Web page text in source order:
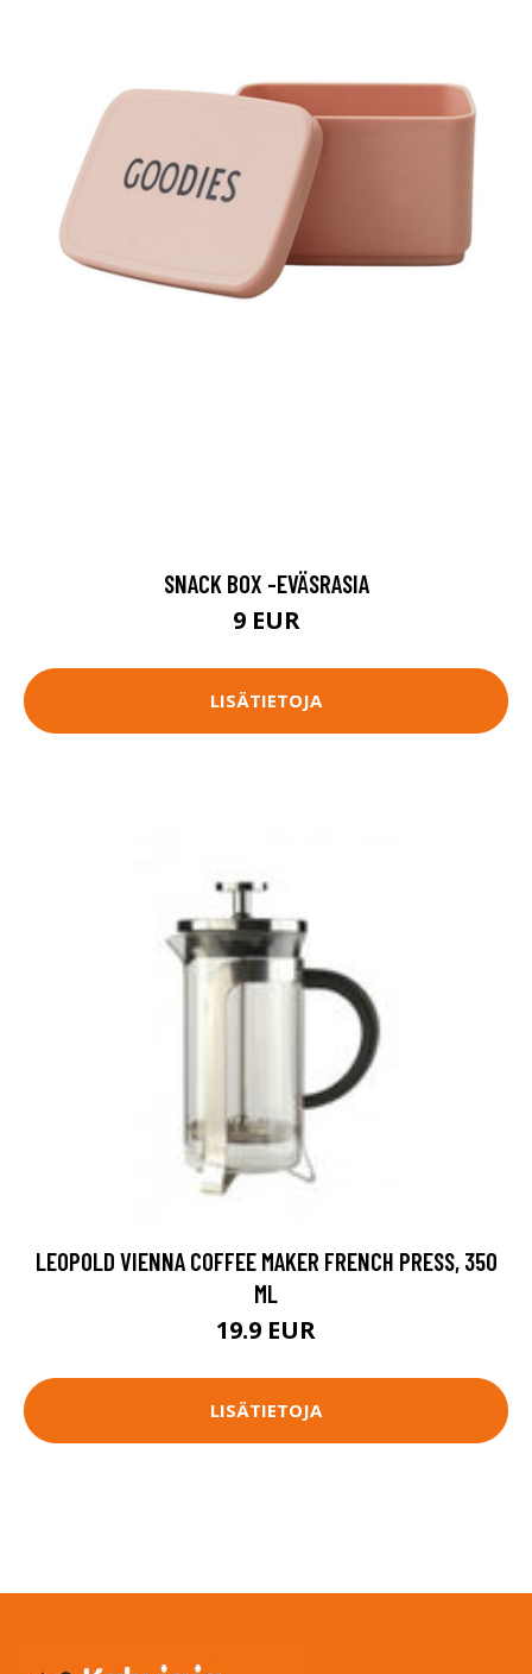
SNACK BOX -EVÄSRASIA
9 EUR
LISÄTIETOJA
LEOPOLD VIENNA COFFEE MAKER FRENCH PRESS, 350
ML
19.9 EUR
LISÄTIETOJA